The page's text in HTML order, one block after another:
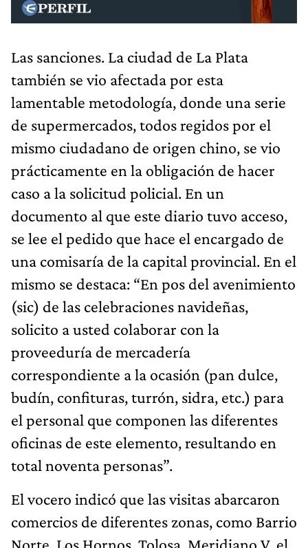
Las sanciones. La ciudad de La Plata
también se vio afectada por esta
lamentable metodología, donde una serie
de supermercados, todos regidos por el
mismo ciudadano de origen chino, se vio
prácticamente en la obligación de hacer
caso a la solicitud policial. En un
documento al que este diario tuvo acceso,
se lee el pedido que hace el encargado de
una comisaría de la capital provincial. En el
mismo se destaca: “En pos del avenimiento
(sic) de las celebraciones navideñas,
solicito a usted colaborar con la
proveeduría de mercadería
correspondiente a la ocasión (pan dulce,
budín, confituras, turrón, sidra, etc.) para
el personal que componen las diferentes
oficinas de este elemento, resultando en
total noventa personas”.
El vocero indicó que las visitas abarcaron
comercios de diferentes zonas, como Barrio
Norte, Los Hornos, Tolosa, Meridiano V, el